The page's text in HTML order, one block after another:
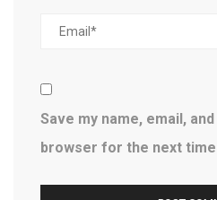
Save my name, email,
browser for the next